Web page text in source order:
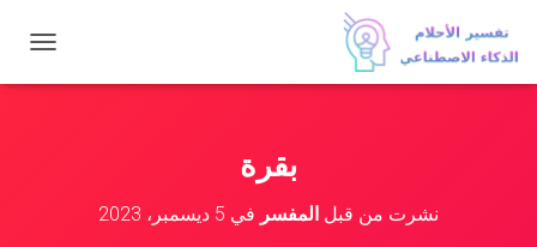
ب
بقرة
نشرت من قبل المفسر في 5 ديسمبر، 2023